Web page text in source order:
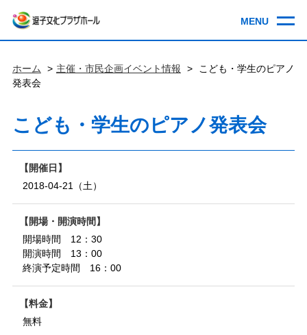
ホーム 主催・市民企画イベント情報
こども・学生のピアノ
発表会
こども・学生のピアノ発表会
開催日
2018-04-21（土）
開場・開演時間
開場時間 12：30
開演時間 13：00
終演予定時間 16：00
料金
無料